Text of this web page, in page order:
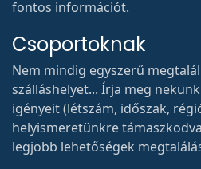
fontos információt.
Csoportoknak
Nem mindig egyszerű
szálláshelyet... Írja meg
igényeit (létszám, időszak,
helyismeretünkre
legjobb lehetőségek